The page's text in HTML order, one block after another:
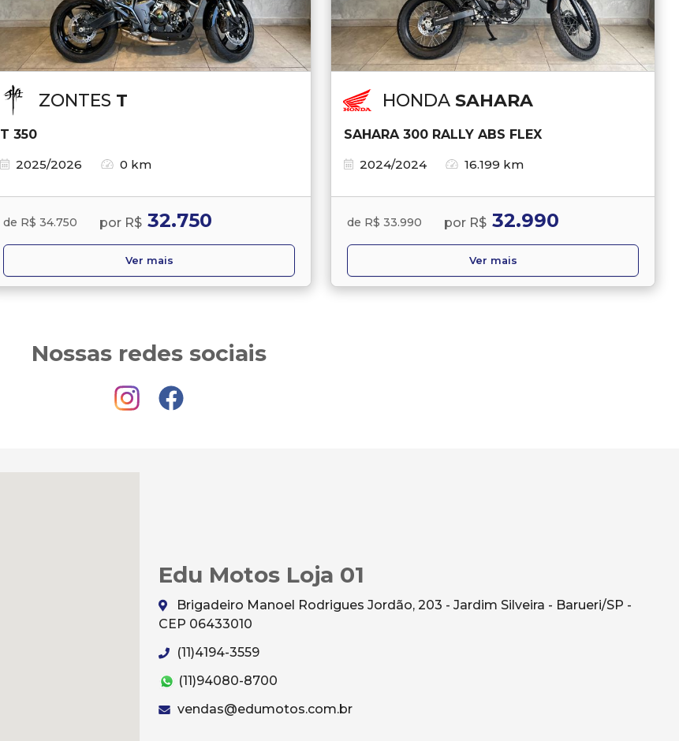
ZONTES T
T 350
2025/2026
0 km
de R$ 34.750 por R$ 32.750
Ver mais
HONDA SAHARA
SAHARA 300 RALLY ABS FLEX
2024/2024
16.199 km
de R$ 33.990 por R$ 32.990
Ver mais
Nossas redes sociais
Edu Motos Loja 01
Brigadeiro Manoel Rodrigues Jordão, 203 - Jardim Silveira - Barueri/SP -
CEP 06433010
(11)4194-3559
(11)94080-8700
vendas@edumotos.com.br